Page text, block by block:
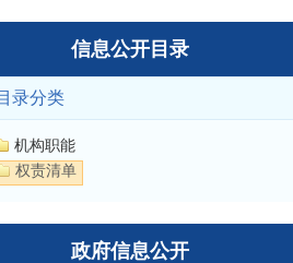
信息公开目录
录分类
机构职能
权责清单
政府信息公开